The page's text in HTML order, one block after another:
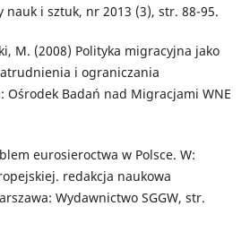
i sztuk, nr 2013 (3), str. 88-95.
M. (2008) Polityka migracyjna jako
i ograniczania
Ośrodek Badań nad Migracjami WNE
eurosieroctwa w Polsce. W:
redakcja naukowa
Wydawnictwo SGGW, str.